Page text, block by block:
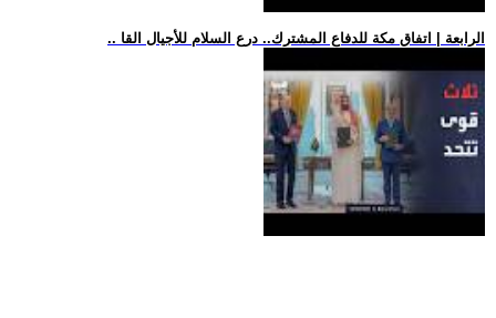
.. الرابعة | اتفاق مكة للدفاع المشترك.. درع السلام للأجيال القا